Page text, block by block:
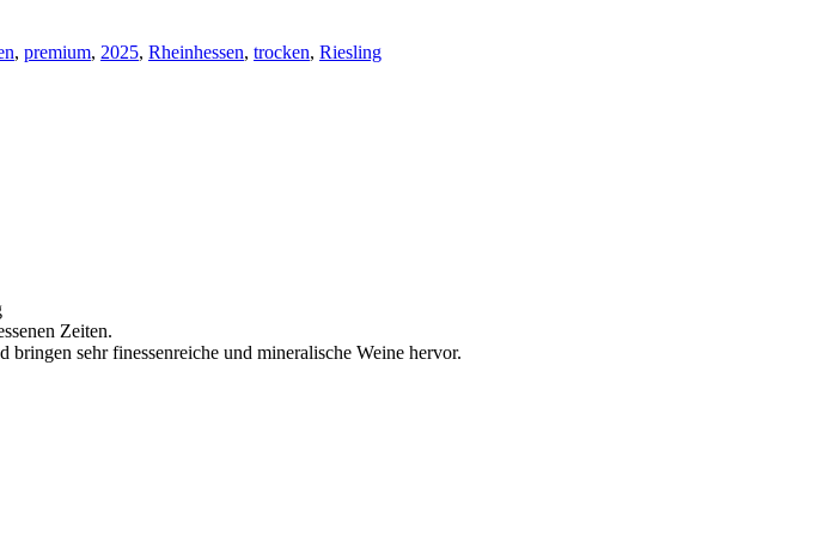
, premium, 2025, Rheinhessen, trocken, Riesling
Zeiten.
sehr finessenreiche und mineralische Weine hervor.